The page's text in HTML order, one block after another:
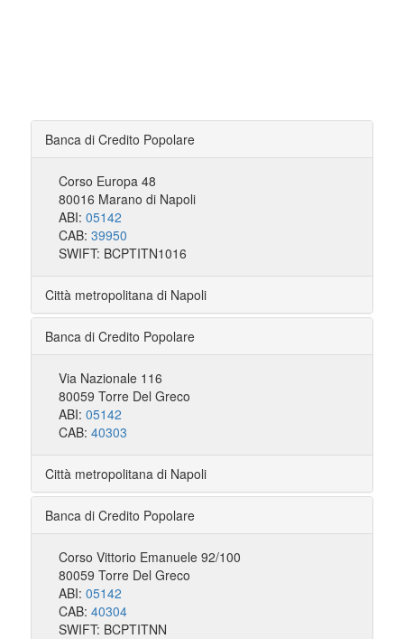
Banca di Credito Popolare
Corso Europa 48
80016 Marano di Napoli
ABI: 05142
CAB: 39950
SWIFT: BCPTITN1016
Città metropolitana di Napoli
Banca di Credito Popolare
Via Nazionale 116
80059 Torre Del Greco
ABI: 05142
CAB: 40303
Città metropolitana di Napoli
Banca di Credito Popolare
Corso Vittorio Emanuele 92/100
80059 Torre Del Greco
ABI: 05142
CAB: 40304
SWIFT: BCPTITNN